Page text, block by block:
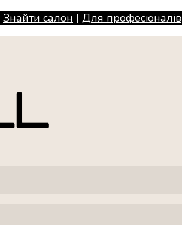
Знайти салон | Для професiоналiв